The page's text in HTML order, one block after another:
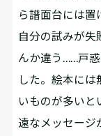
ら譜面台には置
自分の試みが
んか違う……戸
した。絵本に
いものが多いと
遠なメッセージ